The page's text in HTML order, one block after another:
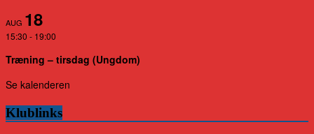
AUG 18
15:30 - 19:00
Træning – tirsdag (Ungdom)
Se kalenderen
Klublinks